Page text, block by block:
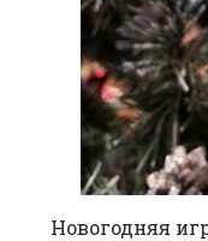
Новогодняя